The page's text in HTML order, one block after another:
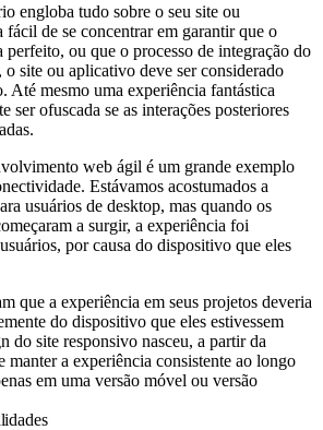
engloba tudo sobre o seu site ou
de se concentrar em garantir que o
perfeito, ou que o processo de integração do
o site ou aplicativo deve ser considerado
Até mesmo uma experiência fantástica
ser ofuscada se as interações posteriores
web ágil é um grande exemplo
Estávamos acostumados a
usuários de desktop, mas quando os
a surgir, a experiência foi
por causa do dispositivo que eles
que a experiência em seus projetos deveria
do dispositivo que eles estivessem
do site responsivo nasceu, a partir da
manter a experiência consistente ao longo
em uma versão móvel ou versão